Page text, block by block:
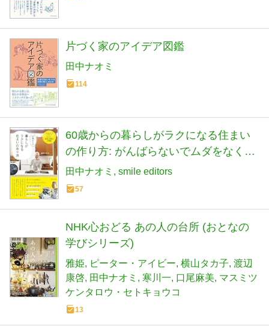
片づく家のアイデア図鑑
田中ナオミ
114
60歳からの暮らしがラクになる住まい
の作り方: がんばらないでムダをなくす
「片づく」家事と収納の知恵袋
田中ナオミ smile editors
57
NHK心おどる あの人の台所 (おとなの
学びシリーズ)
雅姫 ピーター・アイビー 横山タカ子 渡辺
康啓
田中ナオミ 寒川一 口尾麻美 マスミツ
ケンタロウ・セトキョウコ
13